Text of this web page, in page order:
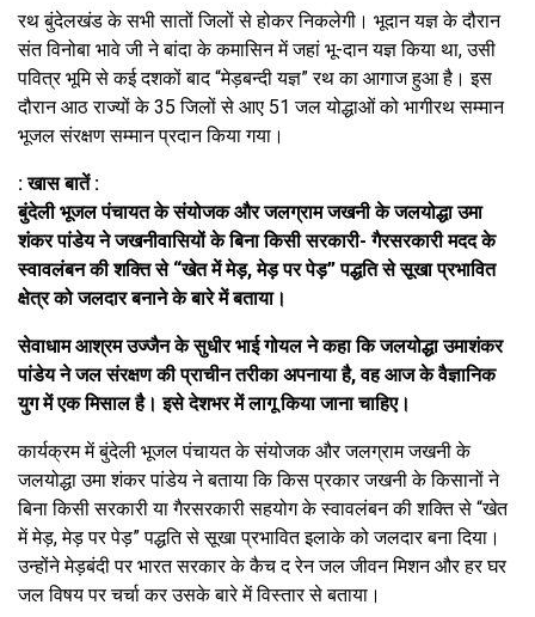
रथ बुंदेलखंड के सभी सातों जिलों से होकर निकलेगी। भूदान यज्ञ के दौरान
संत विनोबा भावे जी ने बांदा के कमासिन में जहां भू-दान यज्ञ किया था, उसी
पवित्र भूमि से कई दशकों बाद “मेड़बन्दी यज्ञ” रथ का आगाज हुआ है। इस
दौरान आठ राज्यों के 35 जिलों से आए 51 जल योद्धाओं को भागीरथ सम्मान
भूजल संरक्षण सम्मान प्रदान किया गया।
: खास बातें :
बुंदेली भूजल पंचायत के संयोजक और जलग्राम जखनी के जलयोद्धा उमा
शंकर पांडेय ने जखनीवासियों के बिना किसी सरकारी- गैरसरकारी मदद के
स्वावलंबन की शक्ति से “खेत में मेड़, मेड़ पर पेड़” पद्धति से सूखा प्रभावित
क्षेत्र को जलदार बनाने के बारे में बताया।
सेवाधाम आश्रम उज्जैन के सुधीर भाई गोयल ने कहा कि जलयोद्धा उमाशंकर
पांडेय ने जल संरक्षण की प्राचीन तरीका अपनाया है, वह आज के वैज्ञानिक
युग में एक मिसाल है। इसे देशभर में लागू किया जाना चाहिए।
कार्यक्रम में बुंदेली भूजल पंचायत के संयोजक और जलग्राम जखनी के
जलयोद्धा उमा शंकर पांडेय ने बताया कि किस प्रकार जखनी के किसानों ने
बिना किसी सरकारी या गैरसरकारी सहयोग के स्वावलंबन की शक्ति से “खेत
में मेड़, मेड़ पर पेड़” पद्धति से सूखा प्रभावित इलाके को जलदार बना दिया।
उन्होंने मेड़बंदी पर भारत सरकार के कैच द रेन जल जीवन मिशन और हर घर
जल विषय पर चर्चा कर उसके बारे में विस्तार से बताया।